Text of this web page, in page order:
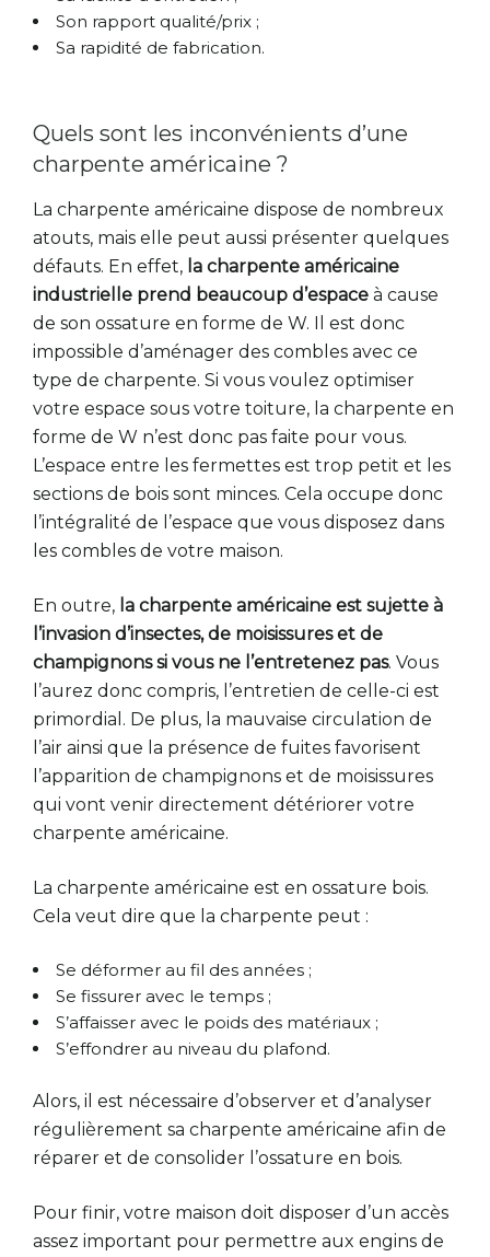
Son rapport qualité/prix ;
Sa rapidité de fabrication.
Quels sont les inconvénients d’une
charpente américaine ?
La charpente américaine dispose de nombreux
atouts, mais elle peut aussi présenter quelques
défauts. En effet, la charpente américaine
industrielle prend beaucoup d’espace à cause
de son ossature en forme de W. Il est donc
impossible d’aménager des combles avec ce
type de charpente. Si vous voulez optimiser
votre espace sous votre toiture, la charpente en
forme de W n’est donc pas faite pour vous.
L’espace entre les fermettes est trop petit et les
sections de bois sont minces. Cela occupe donc
l’intégralité de l’espace que vous disposez dans
les combles de votre maison.
En outre, la charpente américaine est sujette à
l’invasion d’insectes, de moisissures et de
champignons si vous ne l’entretenez pas. Vous
l’aurez donc compris, l’entretien de celle-ci est
primordial. De plus, la mauvaise circulation de
l’air ainsi que la présence de fuites favorisent
l’apparition de champignons et de moisissures
qui vont venir directement détériorer votre
charpente américaine.
La charpente américaine est en ossature bois.
Cela veut dire que la charpente peut :
Se déformer au fil des années ;
Se fissurer avec le temps ;
S’affaisser avec le poids des matériaux ;
S’effondrer au niveau du plafond.
Alors, il est nécessaire d’observer et d’analyser
régulièrement sa charpente américaine afin de
réparer et de consolider l’ossature en bois.
Pour finir, votre maison doit disposer d’un accès
assez important pour permettre aux engins de